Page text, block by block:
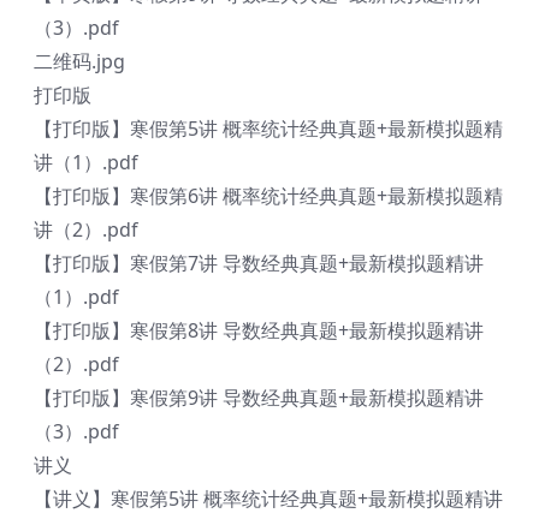
（3）.pdf
二维码.jpg
打印版
【打印版】寒假第5讲 概率统计经典真题+最新模拟题精
讲（1）.pdf
【打印版】寒假第6讲 概率统计经典真题+最新模拟题精
讲（2）.pdf
【打印版】寒假第7讲 导数经典真题+最新模拟题精讲
（1）.pdf
【打印版】寒假第8讲 导数经典真题+最新模拟题精讲
（2）.pdf
【打印版】寒假第9讲 导数经典真题+最新模拟题精讲
（3）.pdf
讲义
【讲义】寒假第5讲 概率统计经典真题+最新模拟题精讲